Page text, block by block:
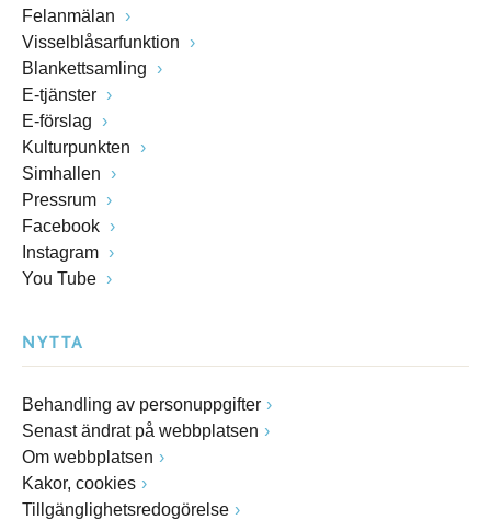
Felanmälan
Visselblåsarfunktion
Blankettsamling
E-tjänster
E-förslag
Kulturpunkten
Simhallen
Pressrum
Facebook
Instagram
You Tube
NYTTA
Behandling av personuppgifter
Senast ändrat på webbplatsen
Om webbplatsen
Kakor, cookies
Tillgänglighetsredogörelse